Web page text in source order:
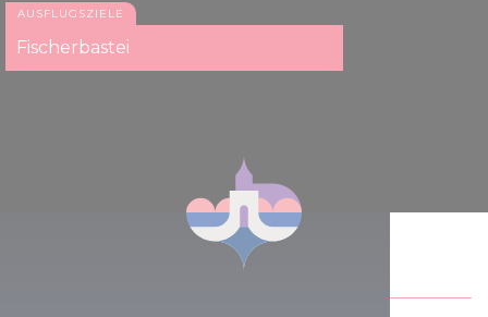
AUSFLUGSZIELE
Fischerbastei